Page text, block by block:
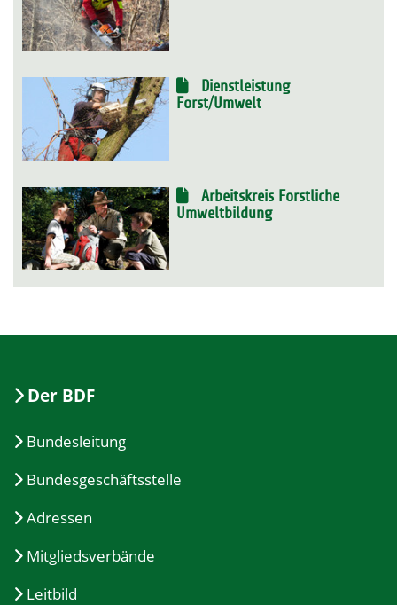
Dienstleistung
Forst/Umwelt
Arbeitskreis Forstliche
Umweltbildung
Der BDF
Bundesleitung
Bundesgeschäftsstelle
Adressen
Mitgliedsverbände
Leitbild